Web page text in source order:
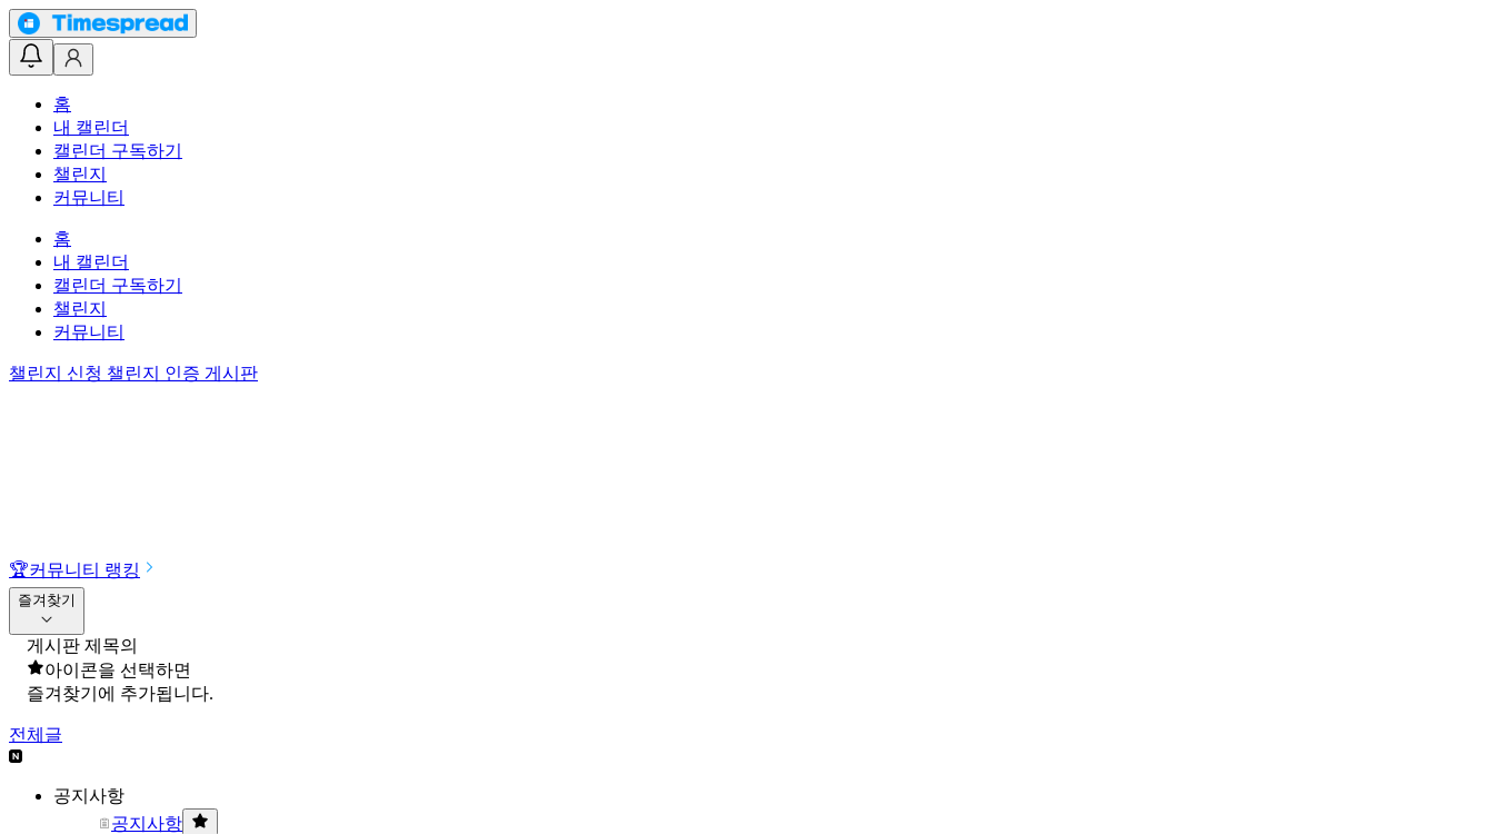
홈
내 캘린더
캘린더 구독하기
챌린지
커뮤니티
홈
내 캘린더
캘린더 구독하기
챌린지
커뮤니티
챌린지 신청 챌린지 인증 게시판
🏆커뮤니티 랭킹
즐겨찾기
게시판 제목의
아이콘을 선택하면
즐겨찾기에 추가됩니다.
전체글
공지사항
공지사항